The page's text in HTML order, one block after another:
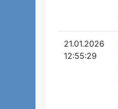
21.01.2026
12:55:29